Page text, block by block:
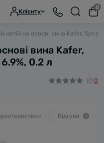
Клієнту
0
напій на основі вина Kafer,
вина Kafer,
0.2 л
0
Відгуки 0